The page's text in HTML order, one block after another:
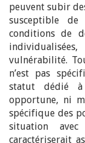
peuvent subir
susceptible
conditions de
vulnérabilité.
n’est pas
statut dédié à
opportune, ni
spécifique des
situation avec
caractériserait